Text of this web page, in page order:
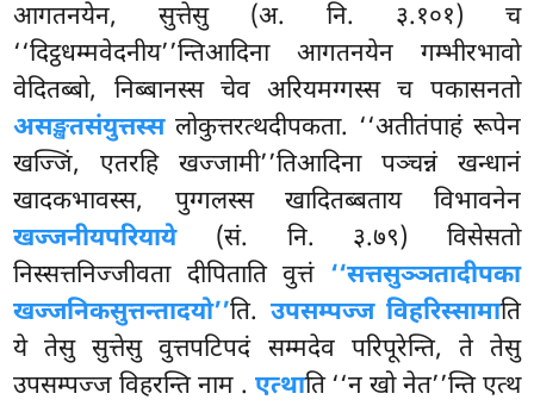
आगतनयेन, सुत्तेसु (अ. नि. ३.१०१) च
‘‘दिट्ठधम्मवेदनीय’’न्तिआदिना आगतनयेन गम्भीरभावो
वेदितब्बो, निब्बानस्स चेव अरियमग्गस्स च पकासनतो
असङ्खतसंयुत्तस्सलोकुत्तरत्थदीपकता. ‘‘अतीतंपाहं रूपेन
खज्जिं, एतरहि खज्जामी’’तिआदिना पञ्चन्नं खन्धानं
खादकभावस्स, पुग्गलस्स खादितब्बताय विभावनेन
खज्जनीयपरियाये(सं. नि. ३.७९) विसेसतो
निस्सत्तनिज्जीवता दीपिताति वुत्तं ‘‘सत्तसुञ्ञतादीपका
खज्जनिकसुत्तन्तादयो’’ति. उपसम्पज्ज विहरिस्सामाति
ये तेसु सुत्तेसु वुत्तपटिपदं सम्मदेव परिपूरेन्ति, ते तेसु
उपसम्पज्ज विहरन्ति नाम . एत्थाति ‘‘न खो नेत’’न्ति एत्थ